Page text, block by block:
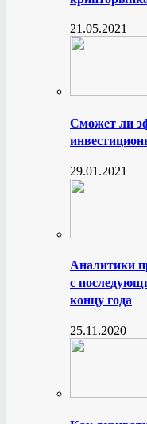
21.05.2021
Сможет ли
29.01.2021
Аналитики
с
концу года
25.11.2020